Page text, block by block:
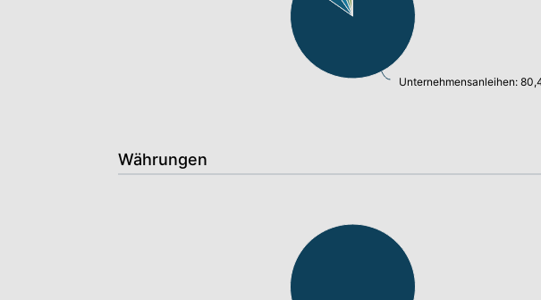
Unternehmensanleihen:
Währungen